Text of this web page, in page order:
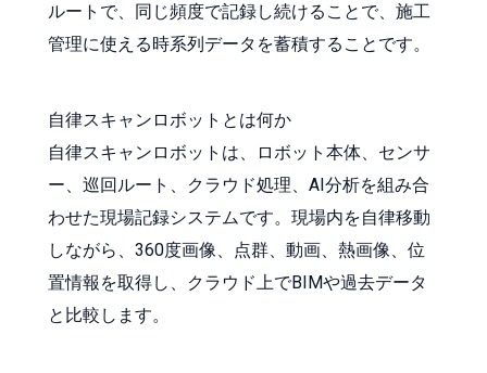
ルートで、同じ頻度で記録し続けることで、施工
管理に使える時系列データを蓄積することです。
自律スキャンロボットとは何か
自律スキャンロボットは、ロボット本体、センサ
ー、巡回ルート、クラウド処理、AI分析を組み合
わせた現場記録システムです。現場内を自律移動
しながら、360度画像、点群、動画、熱画像、位
置情報を取得し、クラウド上でBIMや過去データ
と比較します。